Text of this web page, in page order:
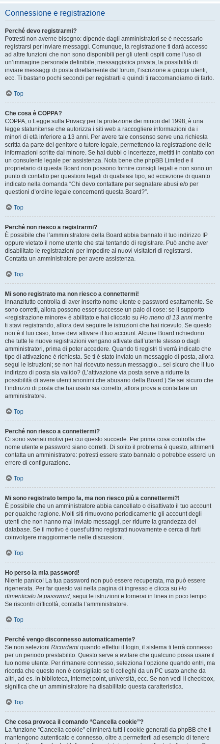
Connessione e registrazione
Perché devo registrarmi?
Potresti non averne bisogno: dipende dagli amministratori se è necessario
registrarsi per inviare messaggi. Comunque, la registrazione ti darà accesso
ad altre funzioni che non sono disponibili per gli utenti ospiti come l’uso di
un’immagine personale definibile, messaggistica privata, la possibilità di
inviare messaggi di posta direttamente dal forum, l’iscrizione a gruppi utenti,
ecc. Ti bastano pochi secondi per registrarti e quindi ti raccomandiamo di farlo.
Top
Che cosa è COPPA?
COPPA, o Legge sulla Privacy per la protezione dei minori del 1998, è una
legge statunitense che autorizza i siti web a raccogliere informazioni da i
minori di età inferiore a 13 anni. Per avere tale consenso serve una richiesta
scritta da parte del genitore o tutore legale, permettendo la registrazione delle
informazioni scritte dal minore. Se hai dubbi o incertezze, mettiti in contatto con
un consulente legale per assistenza. Nota bene che phpBB Limited e il
proprietario di questa Board non possono fornire consigli legali e non sono un
punto di contatto per questioni legali di qualsiasi tipo, ad eccezione di quanto
indicato nella domanda “Chi devo contattare per segnalare abusi e/o per
questioni d’ordine legale concernenti questa Board?”.
Top
Perché non riesco a registrarmi?
È possibile che l’amministratore della Board abbia bannato il tuo indirizzo IP
oppure vietato il nome utente che stai tentando di registrare. Può anche aver
disabilitato le registrazioni per impedire ai nuovi visitatori di registrarsi.
Contatta un amministratore per avere assistenza.
Top
Mi sono registrato ma non riesco a connettermi!
Innanzitutto controlla di aver inserito nome utente e password esattamente. Se
sono corretti, allora possono esser successe un paio di cose: se il supporto
«registrazione minore» è abilitato e hai cliccato su Ho meno di 13 anni mentre
ti stavi registrando, allora devi seguire le istruzioni che hai ricevuto. Se questo
non è il tuo caso, forse devi attivare il tuo account. Alcune Board richiedono
che tutte le nuove registrazioni vengano attivate dall’utente stesso o dagli
amministratori, prima di poter accedere. Quando ti registri ti verrà indicato che
tipo di attivazione è richiesta. Se ti è stato inviato un messaggio di posta, allora
segui le istruzioni; se non hai ricevuto nessun messaggio... sei sicuro che il tuo
indirizzo di posta sia valido? (L’attivazione via posta serve a ridurre la
possibilità di avere utenti anonimi che abusano della Board.) Se sei sicuro che
l’indirizzo di posta che hai usato sia corretto, allora prova a contattare un
amministratore.
Top
Perché non riesco a connettermi?
Ci sono svariati motivi per cui questo succede. Per prima cosa controlla che
nome utente e password siano corretti. Di solito il problema è questo, altrimenti
contatta un amministratore: potresti essere stato bannato o potrebbe esserci un
errore di configurazione.
Top
Mi sono registrato tempo fa, ma non riesco più a connettermi?!
È possibile che un amministratore abbia cancellato o disattivato il tuo account
per qualche ragione. Molti siti rimuovono periodicamente gli account degli
utenti che non hanno mai inviato messaggi, per ridurre la grandezza del
database. Se il motivo è quest’ultimo registrati nuovamente e cerca di farti
coinvolgere maggiormente nelle discussioni.
Top
Ho perso la mia password!
Niente panico! La tua password non può essere recuperata, ma può essere
rigenerata. Per far questo vai nella pagina di ingresso e clicca su Ho
dimenticato la password, segui le istruzioni e tornerai in linea in poco tempo.
Se riscontri difficoltà, contatta l’amministratore.
Top
Perché vengo disconnesso automaticamente?
Se non selezioni Ricordami quando effettui il login, il sistema ti terrà connesso
per un periodo prestabilito. Questo serve a evitare che qualcuno possa usare il
tuo nome utente. Per rimanere connesso, seleziona l’opzione quando entri, ma
ricorda che questo non è consigliato se ti colleghi da un PC usato anche da
altri, ad es. in biblioteca, Internet point, università, ecc. Se non vedi il checkbox,
significa che un amministratore ha disabilitato questa caratteristica.
Top
Che cosa provoca il comando “Cancella cookie”?
La funzione “Cancella cookie” eliminerà tutti i cookie generati da phpBB che ti
mantengono autenticato e connesso, oltre a permetterti ad esempio di tenere